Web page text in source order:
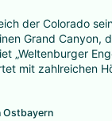
der Colorado
Grand Canyon,
„Weltenburger
mit zahlreichen
Ostbayern